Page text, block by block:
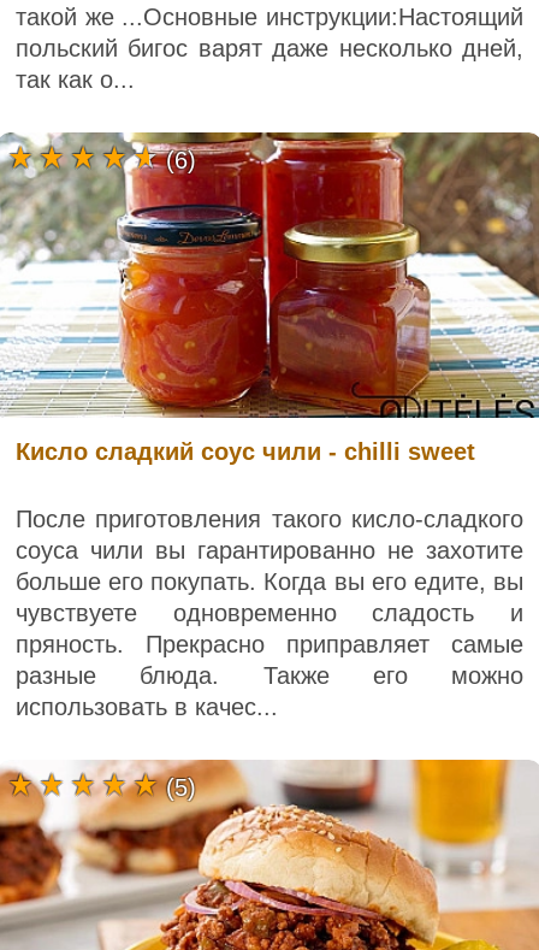
такой же ...Основные инструкции:Настоящий
польский бигос варят даже несколько дней,
так как о...
Кисло сладкий соус чили - chilli sweet
После приготовления такого кисло-сладкого
соуса чили вы гарантированно не захотите
больше его покупать. Когда вы его едите, вы
чувствуете одновременно сладость и
пряность. Прекрасно приправляет самые
разные блюда. Также его можно
использовать в качес...
(6)
(5)